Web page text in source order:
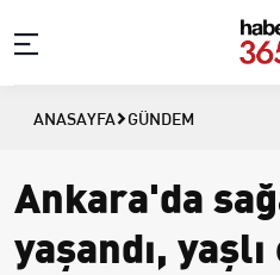
ANASAYFA GÜNDEM
Ankara'da
yaşandı,